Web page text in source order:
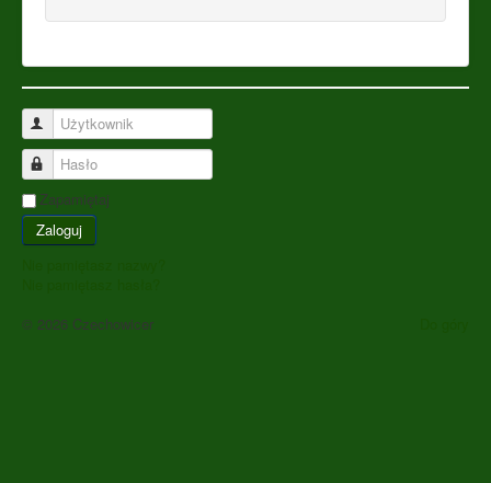
Użytkownik
Hasło
Zapamiętaj
Zaloguj
© 2026 Czechowicer